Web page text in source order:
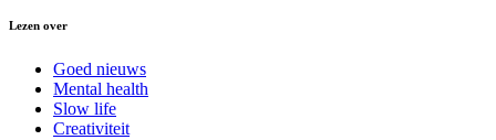
Lezen over
Goed nieuws
Mental health
Slow life
Creativiteit